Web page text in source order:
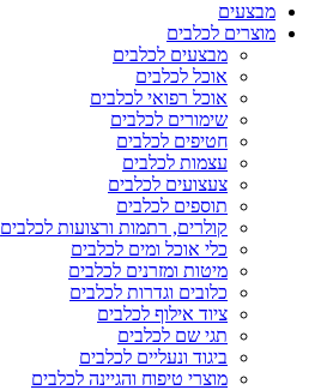
מבצעים
מוצרים לכלבים
מבצעים לכלבים
אוכל לכלבים
אוכל רפואי לכלבים
שימורים לכלבים
חטיפים לכלבים
עצמות לכלבים
צעצועים לכלבים
תוספים לכלבים
קולרים, רתמות ורצועות לכלבים
כלי אוכל ומים לכלבים
מיטות ומזרנים לכלבים
כלובים וגדרות לכלבים
ציוד אילוף לכלבים
תגי שם לכלבים
ביגוד ונעליים לכלבים
מוצרי טיפוח והגיינה לכלבים